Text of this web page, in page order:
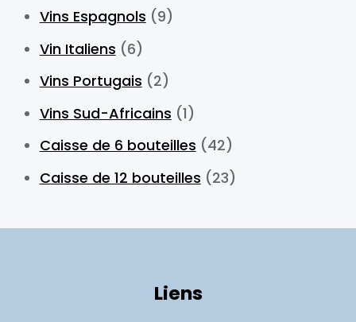
Vins Espagnols (9)
Vin Italiens (6)
Vins Portugais (2)
Vins Sud-Africains (1)
Caisse de 6 bouteilles (42)
Caisse de 12 bouteilles (23)
Liens